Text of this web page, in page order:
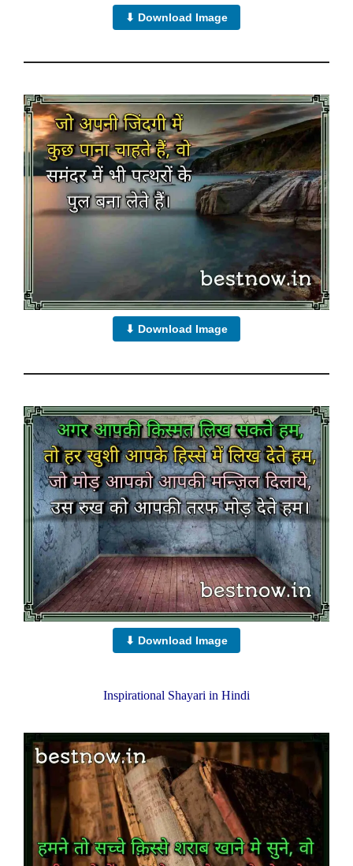
⬇ Download Image
⬇ Download Image
⬇ Download Image
Inspirational Shayari in Hindi